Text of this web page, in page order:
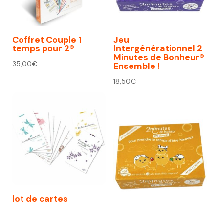
Coffret Couple 1
temps pour 2®
35,00€
Jeu
Intergénérationnel 2
Minutes de Bonheur®
Ensemble !
18,50€
lot de cartes